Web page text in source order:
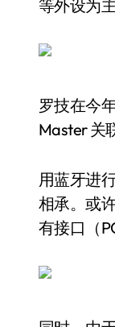
等外设为
罗技在今
Master 关
用蓝牙进
相承。或
有接口（